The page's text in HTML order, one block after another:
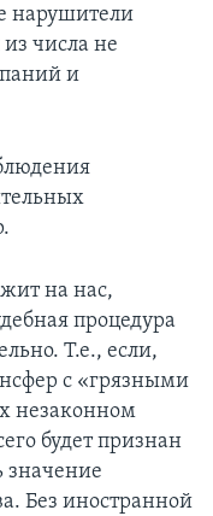
нарушители
числа не
и
на нас,
процедура
Т.е., если,
с «грязными
незаконном
будет признан
значение
Без иностранной